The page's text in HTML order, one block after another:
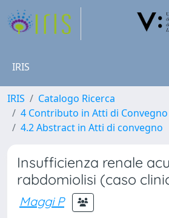
IRIS
IRIS
Catalogo Ricerca
4 Contributo in Atti di
4.2 Abstract in Atti di convegno
Insufficienza renale
rabdomiolisi (caso
Maggi P